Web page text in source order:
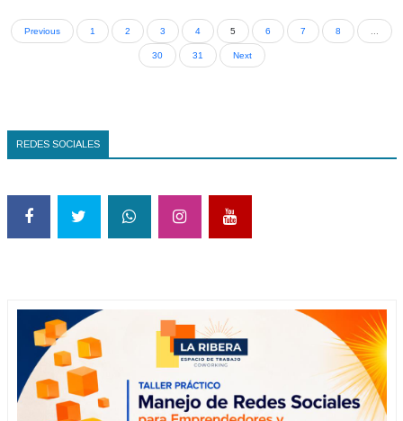
Previous 1 2 3 4 5 6 7 8 ...
30 31 Next
REDES SOCIALES